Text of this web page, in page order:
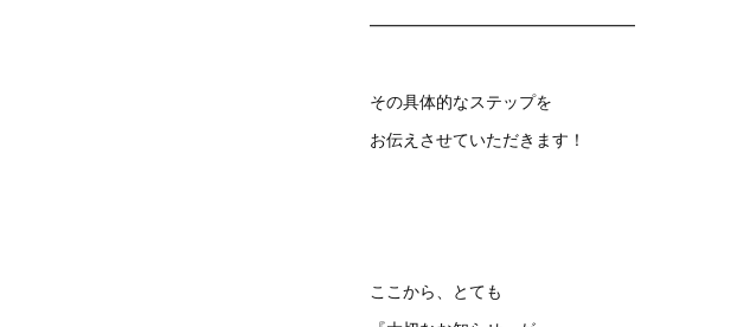
━━━━━━━━━━━━━━━━
その具体的なステップを
お伝えさせていただきます！
ここから、とても